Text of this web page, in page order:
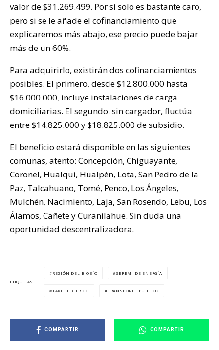
valor de $31.269.499. Por sí solo es bastante caro,
pero si se le añade el cofinanciamiento que
explicaremos más abajo, ese precio puede bajar
más de un 60%.
Para adquirirlo, existirán dos cofinanciamientos
posibles. El primero, desde $12.800.000 hasta
$16.000.000, incluye instalaciones de carga
domiciliarias. El segundo, sin cargador, fluctúa
entre $14.825.000 y $18.825.000 de subsidio.
El beneficio estará disponible en las siguientes
comunas, atento: Concepción, Chiguayante,
Coronel, Hualqui, Hualpén, Lota, San Pedro de la
Paz, Talcahuano, Tomé, Penco, Los Ángeles,
Mulchén, Nacimiento, Laja, San Rosendo, Lebu, Los
Álamos, Cañete y Curanilahue. Sin duda una
oportunidad descentralizadora.
ETIQUETAS
REGIÓN DEL BIOBÍO SEREMI DE ENERGÍA
TAXI ELÉCTRICO TRANSPORTE PÚBLICO
COMPARTIR COMPARTIR